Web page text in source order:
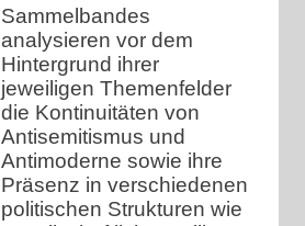
Sammelbandes
analysieren vor dem
Hintergrund ihrer
jeweiligen Themenfelder
die Kontinuitäten von
Antisemitismus und
Antimoderne sowie ihre
Präsenz in verschiedenen
politischen Strukturen wie